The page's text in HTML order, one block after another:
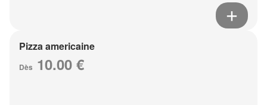
Pizza americaine
Dès 10.00 €